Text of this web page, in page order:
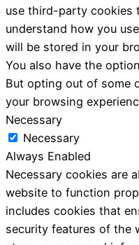
use third-party cookies
understand how you
will be stored in your
You also have the
But opting out of some
your browsing
Necessary
Necessary
Always Enabled
Necessary cookies are
website to function
includes cookies that
security features of the